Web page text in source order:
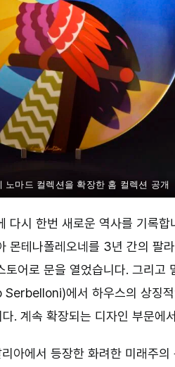
노마드 컬렉션을 확장한 홈 컬렉션 공개
다시 한번 새로운 역사를 기
몬테나폴레오네를 3년 간의
토어로 문을 열었습니다. 그리고
에서 하우스의 상징
. 계속 확장되는 디자인 부문
아에서 등장한 화려한 미래주